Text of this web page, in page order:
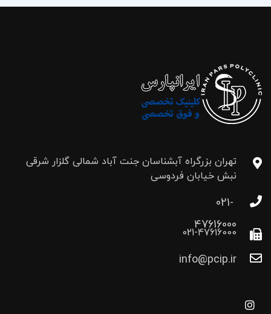
تهران بزرگراه آبشناسان جنت آباد شمالی گلزار شرقی
نبش خیابان فردوسی
021-
47616000
021-47616000
info@pcip.ir